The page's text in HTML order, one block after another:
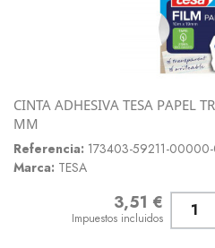
CINTA ADHESIVA TESA PAPEL
MM
Referencia: 173403-59211-
Marca: TESA
3,51 €
Impuestos incluidos